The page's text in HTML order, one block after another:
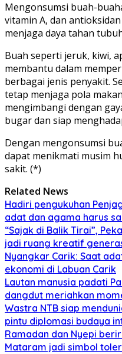
Mengonsumsi buah-
vitamin A, dan
menjaga daya tahan
Buah seperti jeruk, kiwi,
membantu dalam
berbagai jenis penyakit.
tetap menjaga pola
mengimbangi dengan
bugar dan siap
Dengan mengonsumsi
dapat menikmati musim
sakit. (*)
Related News
Hadiri pengukuhan
adat dan agama harus
“Sajak di Balik Tirai”,
jadi ruang kreatif
Nyangkar Carik: Saat
ekonomi di Labuan Carik
Lautan manusia padati
dangdut meriahkan
Wastra NTB siap
pintu diplomasi budaya
Ramadan dan Nyepi
Mataram jadi simbol